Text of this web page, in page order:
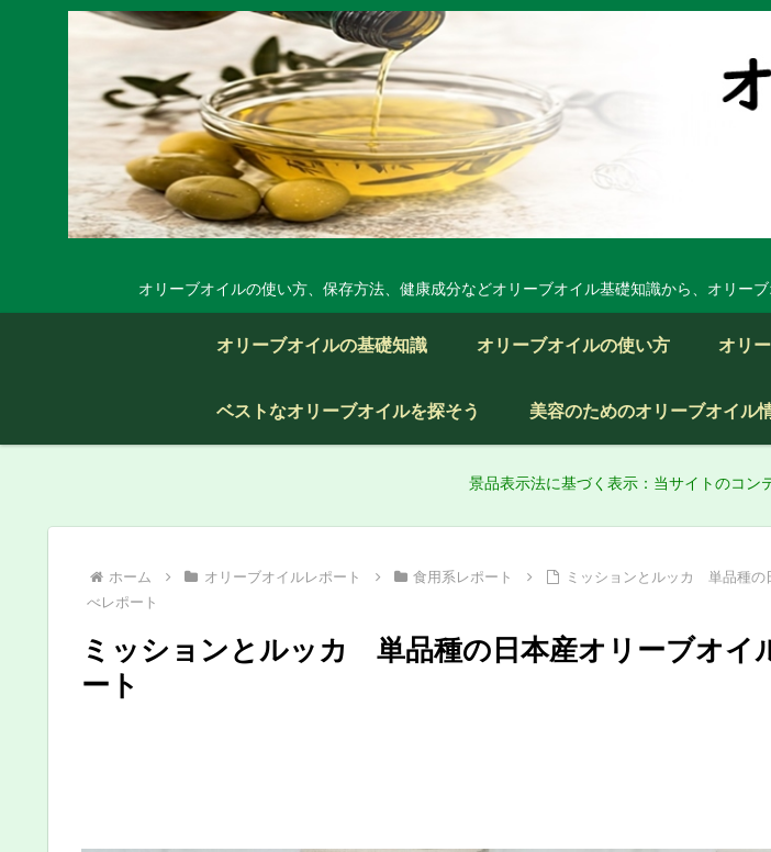
オリーブオイルの使い方、保存方法、健康成分などオリーブオイル基礎知識から、オリー
オリーブオイルの基礎知識 オリーブオイルの使い方 オリ
ベストなオリーブオイルを探そう 美容のためのオリーブオイル
景品表示法に基づく表示：当サイトのコン
ホーム オリーブオイルレポート 食用系レポート
ミッションとルッカ 単品種の
べレポート
ミッションとルッカ 単品種の日本産オリーブオイ
ート